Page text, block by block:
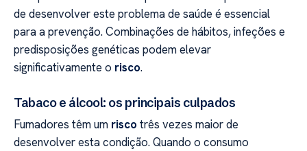
de desenvolver este problema de saúde é essencial
para a prevenção. Combinações de hábitos, infeções e
predisposições genéticas podem elevar
significativamente o risco.
Tabaco e álcool: os principais culpados
Fumadores têm um risco três vezes maior de
desenvolver esta condição. Quando o consumo